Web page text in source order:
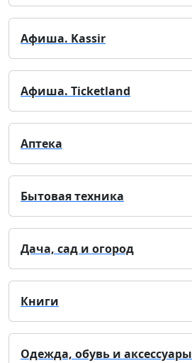
Афиша. Kassir
Афиша. Ticketland
Аптека
Бытовая техника
Дача, сад и огород
Книги
Одежда, обувь и аксессуары